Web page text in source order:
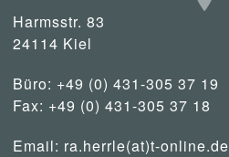
Harmsstr. 83
24114 Kiel
Büro: +49 (0) 431-305 37 19
Fax: +49 (0) 431-305 37 18
Email: ra.herrle(at)t-online.de